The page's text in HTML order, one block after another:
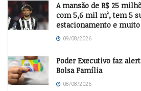
A mansão de R$ 25
com 5,6 mil m², tem 5
estacionamento e
09/08/2026
Poder Executivo faz
Bolsa Família
08/08/2026